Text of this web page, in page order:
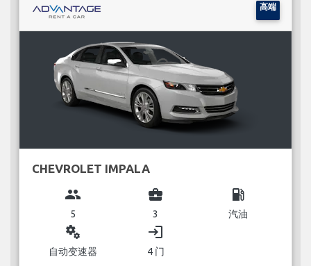
高端
CHEVROLET IMPALA
group
5
business_center
3
local_gas_station
汽油
miscellaneous_services
自动变速器
login
4 门